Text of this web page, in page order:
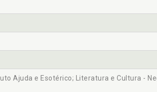
Ajuda e Esotérico; Literatura e Cultura -